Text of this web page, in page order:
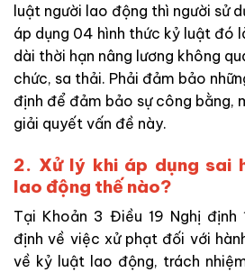
luật người lao động thì người sử
áp dụng 04 hình thức kỷ luật đó
dài thời hạn nâng lương không
chức, sa thải. Phải đảm bảo
định để đảm bảo sự công bằng,
giải quyết vấn đề này.
2. Xử lý khi áp dụng sai
lao động thế nào?
Tại Khoản 3 Điều 19 Nghị
định về việc xử phạt đối với
về kỷ luật lao động, trách